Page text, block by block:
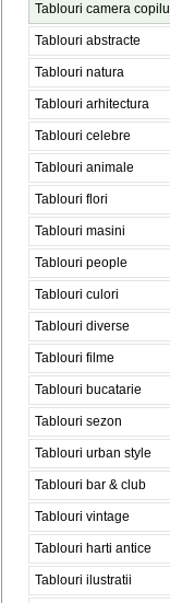
Tablouri camera
Tablouri abstracte
Tablouri natura
Tablouri arhitectura
Tablouri celebre
Tablouri animale
Tablouri flori
Tablouri masini
Tablouri people
Tablouri culori
Tablouri diverse
Tablouri filme
Tablouri bucatarie
Tablouri sezon
Tablouri urban style
Tablouri bar & club
Tablouri vintage
Tablouri harti antice
Tablouri ilustratii